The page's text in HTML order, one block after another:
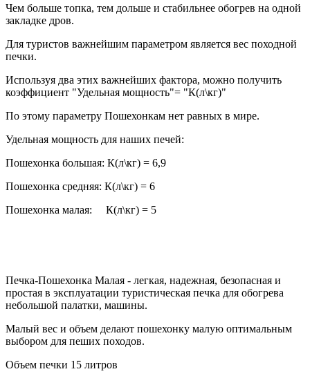
Чем больше топка, тем дольше и стабильнее обогрев на одной
закладке дров.
Для туристов важнейшим параметром является вес походной
печки.
Используя два этих важнейших фактора, можно получить
коэффициент "Удельная мощность"= "К(л\кг)"
По этому параметру Пошехонкам нет равных в мире.
Удельная мощность для наших печей:
Пошехонка большая: К(л\кг) = 6,9
Пошехонка средняя: К(л\кг) = 6
Пошехонка малая: К(л\кг) = 5
Печка-Пошехонка Малая - легкая, надежная, безопасная и
простая в эксплуатации туристическая печка для обогрева
небольшой палатки, машины.
Малый вес и объем делают пошехонку малую оптимальным
выбором для пеших походов.
Объем печки 15 литров